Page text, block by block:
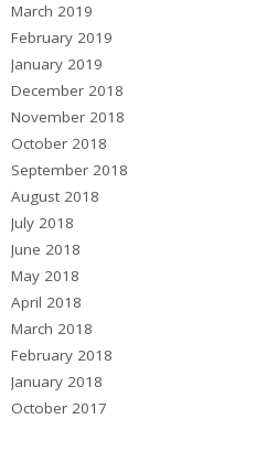
March 2019
February 2019
January 2019
December 2018
November 2018
October 2018
September 2018
August 2018
July 2018
June 2018
May 2018
April 2018
March 2018
February 2018
January 2018
October 2017